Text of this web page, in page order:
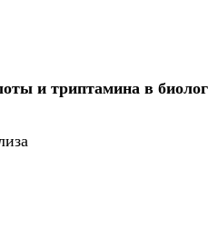
и триптамина в